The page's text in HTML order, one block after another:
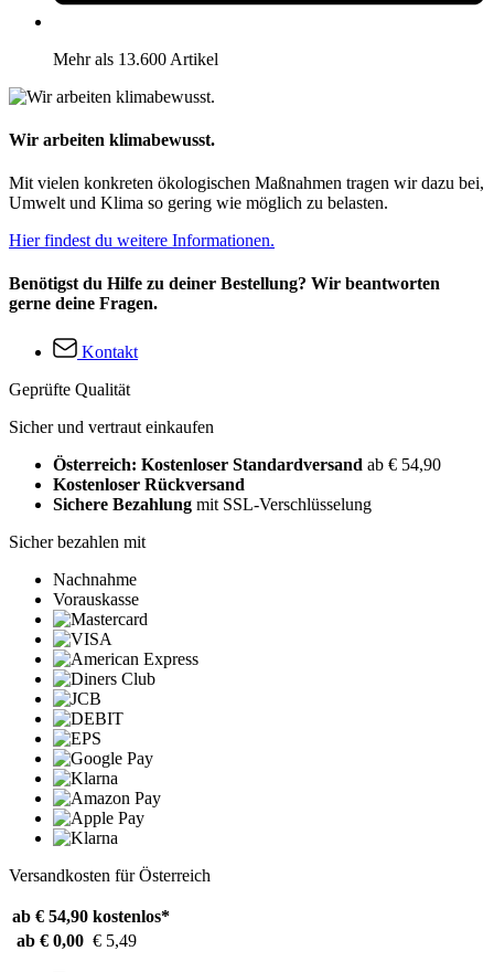
Mehr als 13.600 Artikel
Wir arbeiten klimabewusst.
Mit vielen konkreten ökologischen Maßnahmen tragen wir dazu bei,
Umwelt und Klima so gering wie möglich zu belasten.
Hier findest du weitere Informationen.
Benötigst du Hilfe zu deiner Bestellung? Wir beantworten
gerne deine Fragen.
Kontakt
Geprüfte Qualität
Sicher und vertraut einkaufen
Österreich: Kostenloser Standardversand ab € 54,90
Kostenloser Rückversand
Sichere Bezahlung mit SSL-Verschlüsselung
Sicher bezahlen mit
Nachnahme
Vorauskasse
Versandkosten für Österreich
ab € 54,90 kostenlos*
ab € 0,00 € 5,49